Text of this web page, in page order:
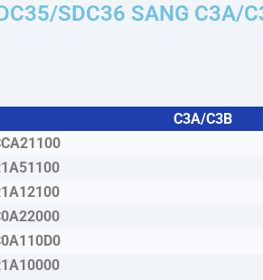
SDC36 SANG C3A/
C3A/C3B